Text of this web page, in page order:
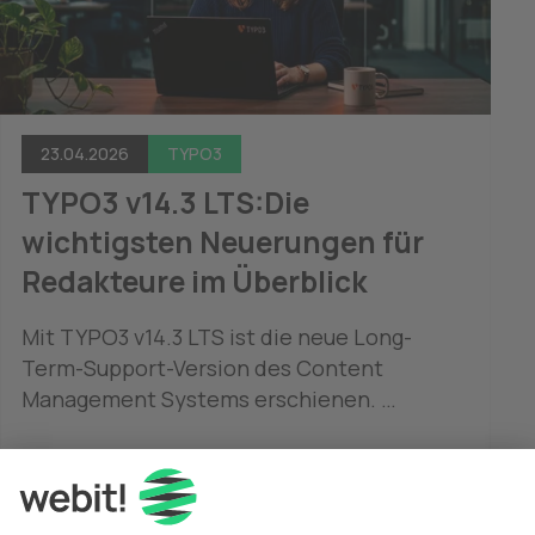
23.04.2026 TYPO3
TYPO3 v14.3 LTS:Die
wichtigsten Neuerungen für
Redakteure im Überblick
Mit TYPO3 v14.3 LTS ist die neue Long-
Term-Support-Version des Content
Management Systems erschienen.
redaktionellen Alltag bemerkbar machen.
Wir haben TYPO3 v14.3 LTS genauer